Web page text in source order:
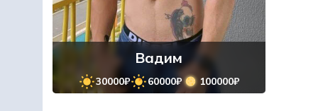
Вадим
30000₽ 60000₽ 100000₽